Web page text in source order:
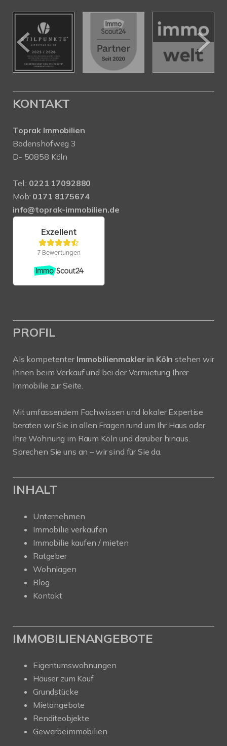
KONTAKT
Toprak Immobilien
Bodenshofweg 3
D- 50858 Köln
Tel.: 0221 17092880
Mob: 0171 8175674
info@toprak-immobilien.de
PROFIL
Als kompetenter Immobilienmakler in Köln stehen wir
Ihnen beim Verkauf und bei der Vermietung Ihrer
Immobilie zur Seite.
Mit umfassendem Fachwissen und lokaler Expertise
beraten wir Sie in allen Fragen rund um Ihr Haus oder
Ihre Wohnung im Raum Köln und darüber hinaus.
Sprechen Sie uns an – wir sind für Sie da.
INHALT
Unternehmen
Immobilie verkaufen
Immobilie kaufen / mieten
Ratgeber
Wohnlagen
Blog
Kontakt
IMMOBILIENANGEBOTE
Eigentumswohnungen
Häuser zum Kauf
Grundstücke
Mietangebote
Renditeobjekte
Gewerbeimmobilien